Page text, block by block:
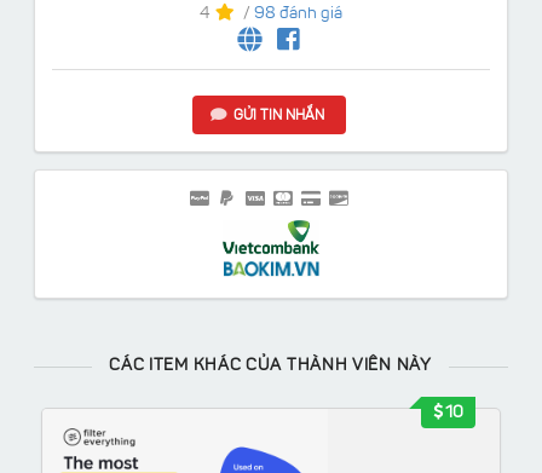
4 / 98 đánh giá
GỬI TIN NHẮN
CÁC ITEM KHÁC CỦA THÀNH VIÊN NÀY
10